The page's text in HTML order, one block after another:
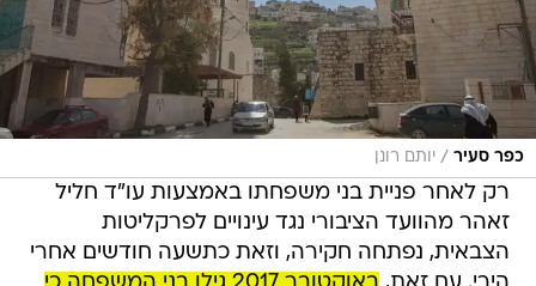
כפר סעיר / יותם רונן
רק לאחר פניית בני משפחתו באמצעות עו"ד חליל
זאהר מהוועד הציבורי נגד עינויים לפרקליטות
הצבאית, נפתחה חקירה, וזאת כתשעה חודשים אחרי